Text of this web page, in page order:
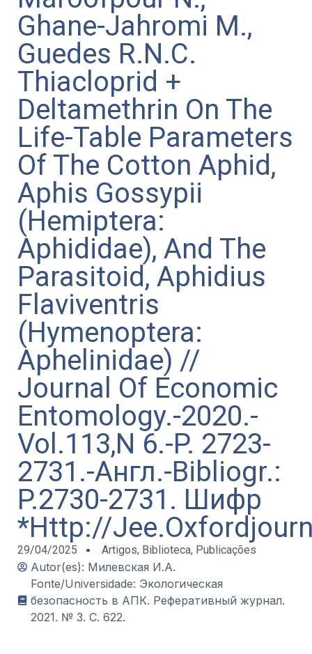
Ghane-Jahromi M.,
Guedes R.N.C.
Thiacloprid +
Deltamethrin On The
Life-Table Parameters
Of The Cotton Aphid,
Aphis Gossypii
(Hemiptera:
Aphididae), And The
Parasitoid, Aphidius
Flaviventris
(Hymenoptera:
Aphelinidae) //
Journal Of Economic
Entomology.-2020.-
Vol.113,N 6.-P. 2723-
2731.-Англ.-Bibliogr.:
P.2730-2731. Шифр
*Http://
29/04/2025 Artigos, Biblioteca, Publicações
Autor(es): Милевская И.А.
Fonte/Universidade: Экологическая
безопасность в АПК. Реферативный журнал.
2021. № 3. С. 622.